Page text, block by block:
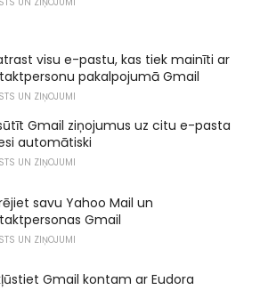
visu e-pastu, kas tiek mainīti ar
pakalpojumā Gmail
UN ZIŅOJUMI
Gmail ziņojumus uz citu e-pasta
automātiski
UN ZIŅOJUMI
savu Yahoo Mail un
Gmail
UN ZIŅOJUMI
Gmail kontam ar Eudora